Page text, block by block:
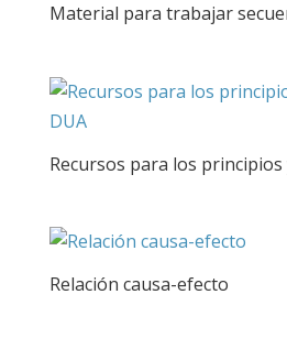
Material para trabajar
Recursos para los
Relación causa-efecto